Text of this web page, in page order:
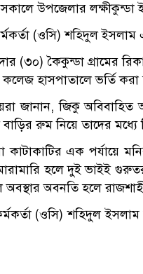
উপজেলার লক্ষীকুন্ডা
(ওসি) শহিদুল
(৩০) কৈকুন্ডা গ্রামের
হাসপাতালে ভর্তি করা
জানান, জিকু
রুম নিয়ে তাদের মধ্যে
এক পর্যায়ে
হলে‌ দুই ভাইই
অবস্থার অবনতি হলে
(ওসি) শহিদুল